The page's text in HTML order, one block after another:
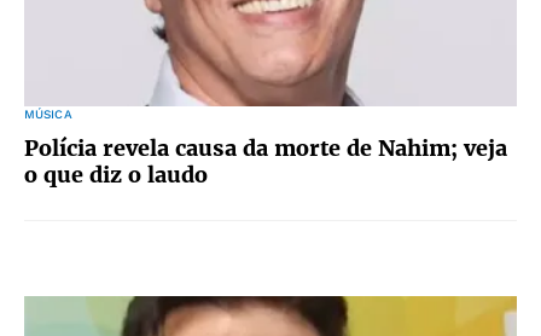
MÚSICA
Polícia revela causa da morte de Nahim; veja
o que diz o laudo